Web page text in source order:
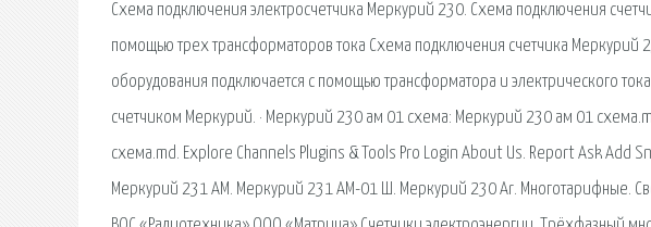
Схема подключения электросчетчика Меркурий 230. Схема подключения
помощью трех трансформаторов тока Схема подключения счетчика Меркурий
оборудования подключается с помощью трансформатора и электрического
счетчиком Меркурий. · Меркурий 230 ам 01 схема: Меркурий 230 ам 01
схема.md. Explore Channels Plugins & Tools Pro Login About Us. Report Ask Add
Меркурий 231 АМ. Меркурий 231 АМ-01 Ш. Меркурий 230 Аr. Многотарифные.